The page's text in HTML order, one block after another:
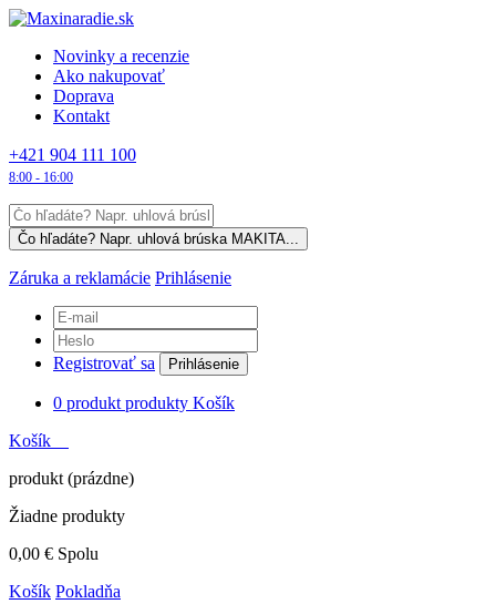
Novinky a recenzie
Ako nakupovať
Doprava
Kontakt
+421 904 111 100
8:00 - 16:00
Záruka a reklamácie Prihlásenie
Registrovať sa Prihlásenie
0 produkt produkty Košík
Košík
produkt (prázdne)
Žiadne produkty
0,00 € Spolu
Košík Pokladňa